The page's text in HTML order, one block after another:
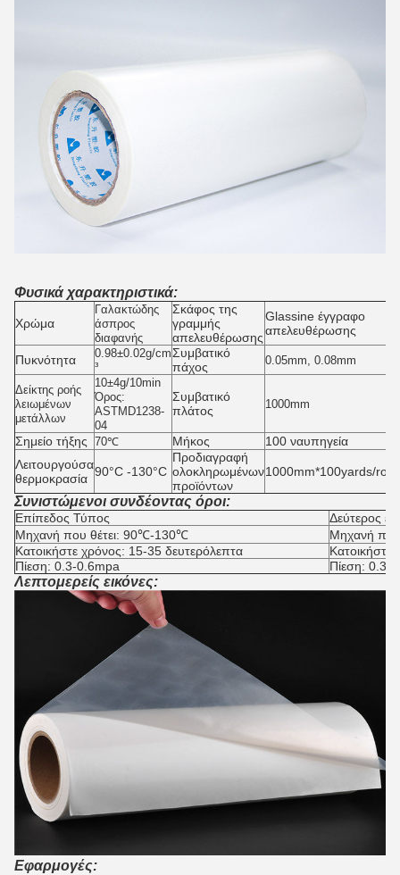
Φυσικά χαρακτηριστικά:
Χρώμα
Γαλακτώδης
άσπρος
διαφανής
Σκάφος της
γραμμής
απελευθέρωσης
Glassine έγγραφο
απελευθέρωσης
Πυκνότητα
0.98±0.02g/cm
³
Συμβατικό
πάχος
0.05mm, 0.08mm
Δείκτης ροής
λειωμένων
μετάλλων
10±4g/10min
Όρος:
ASTMD1238-
04
Συμβατικό
πλάτος
1000mm
Σημείο τήξης 70℃ Μήκος
100 ναυπηγεία
Λειτουργούσα
θερμοκρασία 90°C -130°C
Προδιαγραφή
ολοκληρωμένων
προϊόντων
1000mm*100yards/roll
Συνιστώμενοι συνδέοντας όροι:
Επίπεδος Τύπος
Δεύτερος
Μηχανή που θέτει: 90℃-130℃
Μηχανή
Κατοικήστε χρόνος: 15-35 δευτερόλεπτα
Πίεση: 0.3-0.6mpa
Πίεση: 0.3-
Λεπτομερείς εικόνες:
Εφαρμογές: